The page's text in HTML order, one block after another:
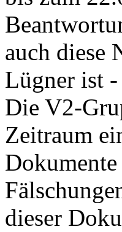
auch diese
Lügner ist
Die V2-
Zeitraum
dieser